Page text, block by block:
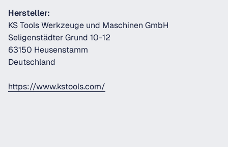
Hersteller:
KS Tools Werkzeuge und Maschinen GmbH
Seligenstädter Grund 10-12
63150 Heusenstamm
Deutschland
https://www.kstools.com/